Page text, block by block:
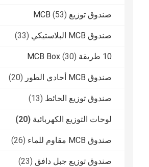
صندوق توزيع MCB (53)
صندوق MCB البلاستيكي (33)
10 طريقة MCB Box (30)
صندوق MCB أحادي الطور (20)
صندوق توزيع الحائط (13)
لوحات التوزيع الكهربائية (20)
صندوق MCB مقاوم للماء (26)
صندوق توزيع جبل دافق (23)